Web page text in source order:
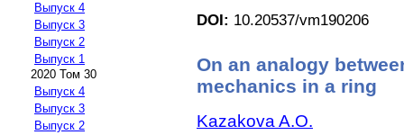
Выпуск 4
Выпуск 3
Выпуск 2
Выпуск 1
2020 Том 30
Выпуск 4
Выпуск 3
Выпуск 2
DOI: 10.20537/vm190206
On an analogy
mechanics in a ring
Kazakova A.O.